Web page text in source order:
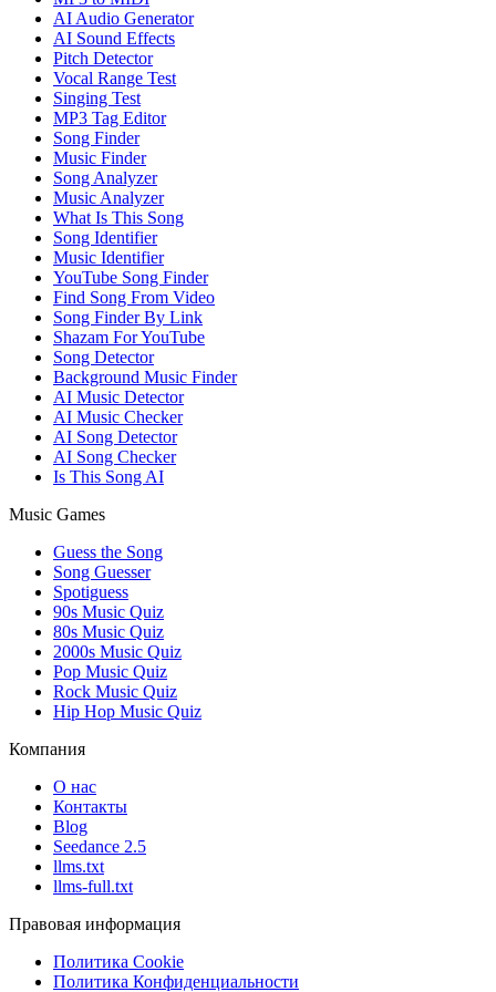
AI Audio Generator
AI Sound Effects
Pitch Detector
Vocal Range Test
Singing Test
MP3 Tag Editor
Song Finder
Music Finder
Song Analyzer
Music Analyzer
What Is This Song
Song Identifier
Music Identifier
YouTube Song Finder
Find Song From Video
Song Finder By Link
Shazam For YouTube
Song Detector
Background Music Finder
AI Music Detector
AI Music Checker
AI Song Detector
AI Song Checker
Is This Song AI
Music Games
Guess the Song
Song Guesser
Spotiguess
90s Music Quiz
80s Music Quiz
2000s Music Quiz
Pop Music Quiz
Rock Music Quiz
Hip Hop Music Quiz
Компания
О нас
Контакты
Blog
Seedance 2.5
llms.txt
llms-full.txt
Правовая информация
Политика Cookie
Политика Конфиденциальности